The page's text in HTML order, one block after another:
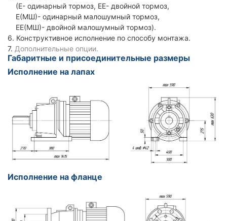
(Е- одинарный тормоз, ЕЕ- двойной тормоз,
Е(МШ)- одинарный малошумный тормоз,
ЕЕ(МШ)- двойной малошумный тормоз).
6. Конструктивное исполнение по способу монтажа.
7. Дополнительные опции.
Габаритные и присоединительные размеры
Исполнение на лапах
Исполнение на фланце